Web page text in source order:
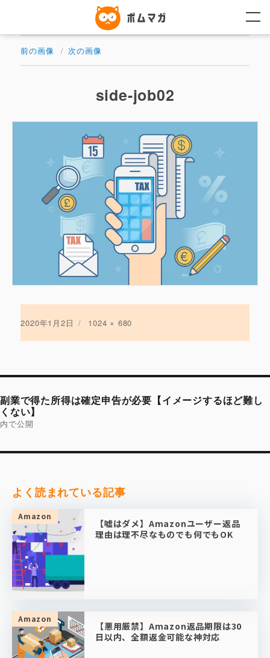
ン
前の画像 次の画像
side-job02
投
2020年1月2日
フ
ズ
1024 × 680
投
ナ
ビ
ゲ
ー
ョ
副業で得た所得は確定申告が必要【イメージするほど難し
くない】
内で公開
よく読まれている記事
Amazon
【嘘はダメ】Amazonユーザー返品
理由は理不尽なものでも何でもOK
Amazon
【悪用厳禁】Amazon返品期限は30
日以内、全額返金可能な神対応